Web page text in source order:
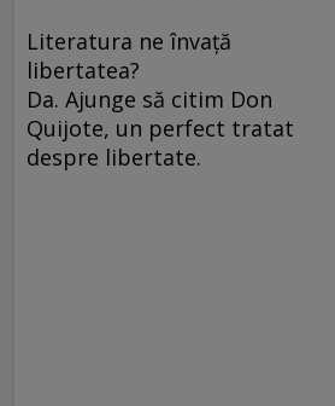
Literatura ne învaţă
libertatea?
Da. Ajunge să citim Don
Quijote, un perfect tratat
despre libertate.